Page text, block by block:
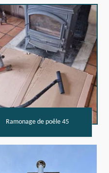
Ramonage de poêle 45